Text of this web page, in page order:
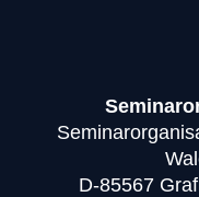
D-85567